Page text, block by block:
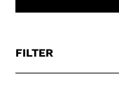
FILTER